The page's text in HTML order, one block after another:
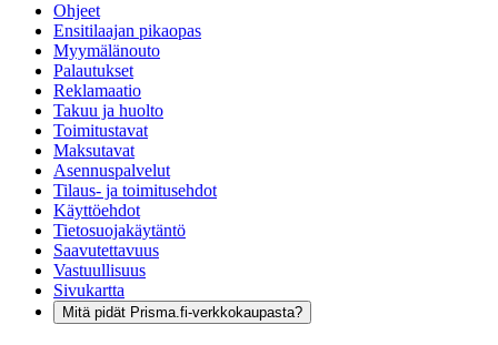
Ohjeet
Ensitilaajan pikaopas
Myymälänouto
Palautukset
Reklamaatio
Takuu ja huolto
Toimitustavat
Maksutavat
Asennuspalvelut
Tilaus- ja toimitusehdot
Käyttöehdot
Tietosuojakäytäntö
Saavutettavuus
Vastuullisuus
Sivukartta
Mitä pidät Prisma.fi-verkkokaupasta?